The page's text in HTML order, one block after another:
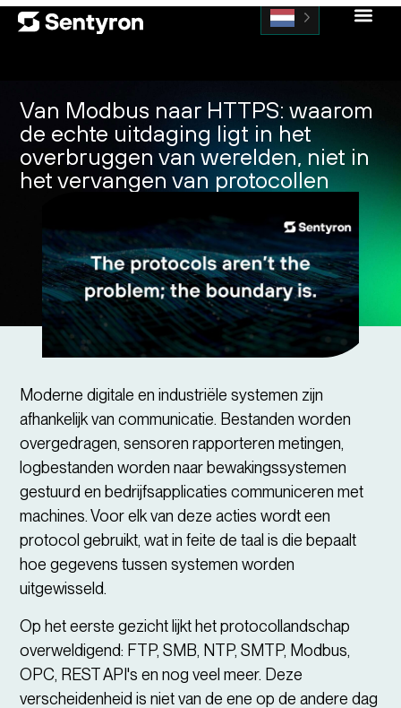
Van Modbus naar HTTPS: waarom
de echte uitdaging ligt in het
overbruggen van werelden, niet in
het vervangen van protocollen
Moderne digitale en industriële systemen zijn
afhankelijk van communicatie. Bestanden worden
overgedragen, sensoren rapporteren metingen,
logbestanden worden naar bewakingssystemen
gestuurd en bedrijfsapplicaties communiceren met
machines. Voor elk van deze acties wordt een
protocol gebruikt, wat in feite de taal is die bepaalt
hoe gegevens tussen systemen worden
uitgewisseld.
Op het eerste gezicht lijkt het protocollandschap
overweldigend: FTP, SMB, NTP, SMTP, Modbus,
OPC, REST API's en nog veel meer. Deze
verscheidenheid is niet van de ene op de andere dag